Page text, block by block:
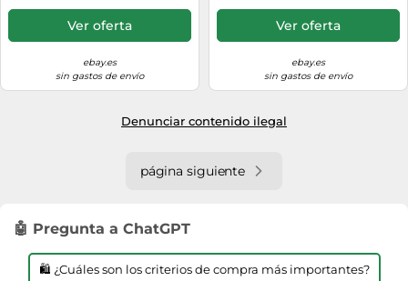
Ver oferta
ebay.es
sin gastos de envío
Ver oferta
ebay.es
sin gastos de envío
Denunciar contenido ilegal
página siguiente
🤖 Pregunta a ChatGPT
🛍️ ¿Cuáles son los criterios de compra más importantes?